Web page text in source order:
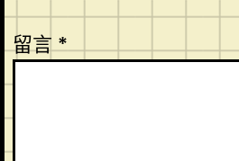
留言*